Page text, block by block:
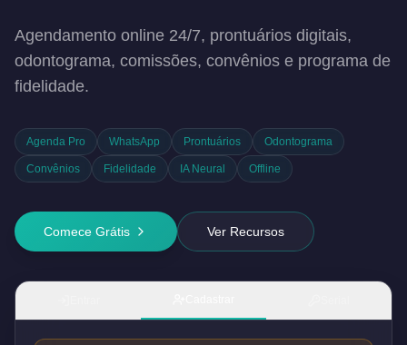
Agendamento online 24/7, prontuários digitais,
odontograma, comissões, convênios e programa de
fidelidade.
Agenda Pro WhatsApp Prontuários Odontograma
Convênios Fidelidade IA Neural Offline
Comece Grátis Ver Recursos